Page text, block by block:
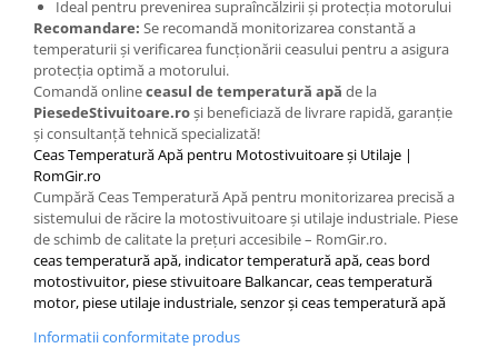
Distribuitoare Hidraulice
Pompe Hidraulice
Sistem Hidraulic Motostivuitor
Sistem Racire
Piese Racire
Pompe Apa
Radiatoare Racire
Termostate Răcire
Ventilatoare Răcire
Intretinere Balkancar
Acumulatori / Baterii
Ideal pentru prevenirea supraîncălzirii și protecția motorului
Recomandare: Se recomandă monitorizarea constantă a
temperaturii și verificarea funcționării ceasului pentru a asigura
protecția optimă a motorului.
Comandă onlineceasul de temperatură apă de la
PiesedeStivuitoare.roși beneficiază de livrare rapidă, garanție
și consultanță tehnică specializată!
Ceas Temperatură Apă pentru Motostivuitoare și Utilaje |
RomGir.ro
Cumpără Ceas Temperatură Apă pentru monitorizarea precisă a
sistemului de răcire la motostivuitoare și utilaje industriale. Piese
de schimb de calitate la prețuri accesibile – RomGir.ro.
ceas temperatură apă, indicator temperatură apă, ceas bord
motostivuitor, piese stivuitoare Balkancar, ceas temperatură
motor, piese utilaje industriale, senzor și ceas temperatură apă
Informatii conformitate produs